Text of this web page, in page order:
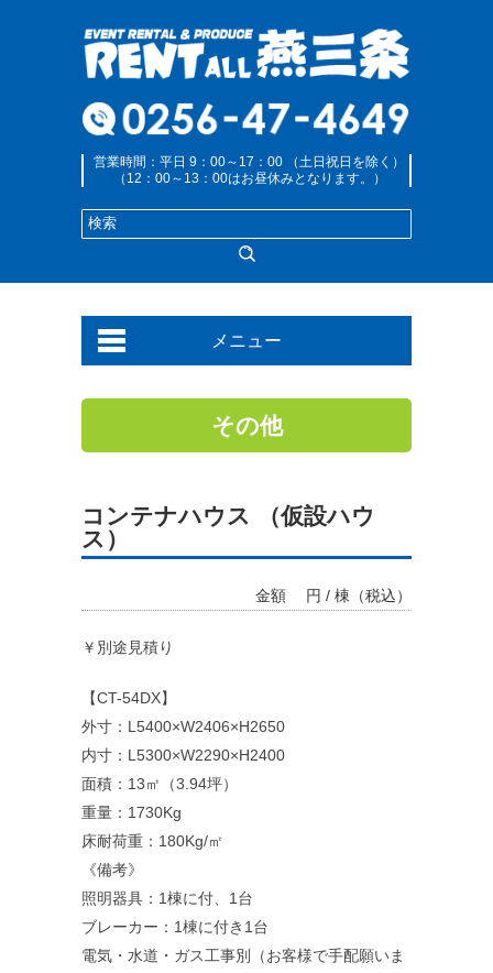
営業時間：平日 9：00～17：00 （土日祝日を除く）
（12：00～13：00はお昼休みとなります。）
メニュー
料金システム
その他
コンテナハウス （仮設ハウ
ス）
金額 円 / 棟（税込）
￥別途見積り
【CT-54DX】
外寸：L5400×W2406×H2650
内寸：L5300×W2290×H2400
面積：13㎡（3.94坪）
重量：1730Kg
床耐荷重：180Kg/㎡
《備考》
照明器具：1棟に付、1台
ブレーカー：1棟に付き1台
電気・水道・ガス工事別（お客様で手配願いま